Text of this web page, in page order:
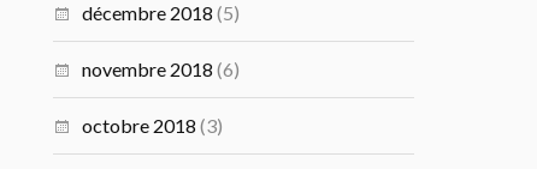
décembre 2018 (5)
novembre 2018 (6)
octobre 2018 (3)